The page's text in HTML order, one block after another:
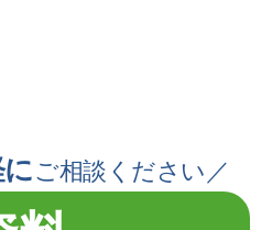
ご相談ください／